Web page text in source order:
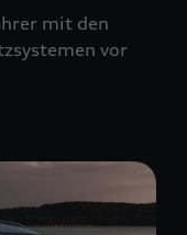
mit den
vor